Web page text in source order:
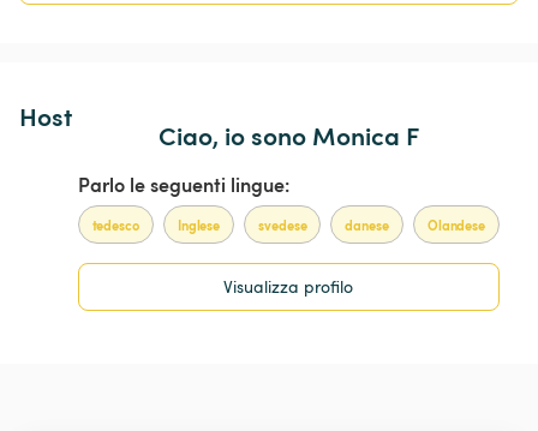
Host
Ciao, io sono Monica F
Parlo le seguenti lingue:
tedesco Inglese svedese danese Olandese
Visualizza profilo